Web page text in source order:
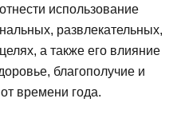
использование
развлекательных,
а также его влияние
благополучие и
времени года.